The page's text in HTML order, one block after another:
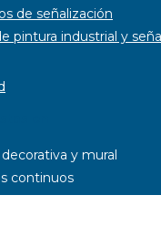
de señalización
pintura industrial y
y mural
continuos